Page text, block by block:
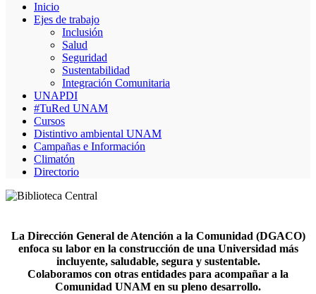
Inicio
Ejes de trabajo
Inclusión
Salud
Seguridad
Sustentabilidad
Integración Comunitaria
UNAPDI
#TuRed UNAM
Cursos
Distintivo ambiental UNAM
Campañas e Información
Climatón
Directorio
La Dirección General de Atención a la Comunidad (DGACO)
enfoca su labor en la construcción de una Universidad más
incluyente, saludable, segura y sustentable.
Colaboramos con otras entidades para acompañar a la
Comunidad UNAM en su pleno desarrollo.